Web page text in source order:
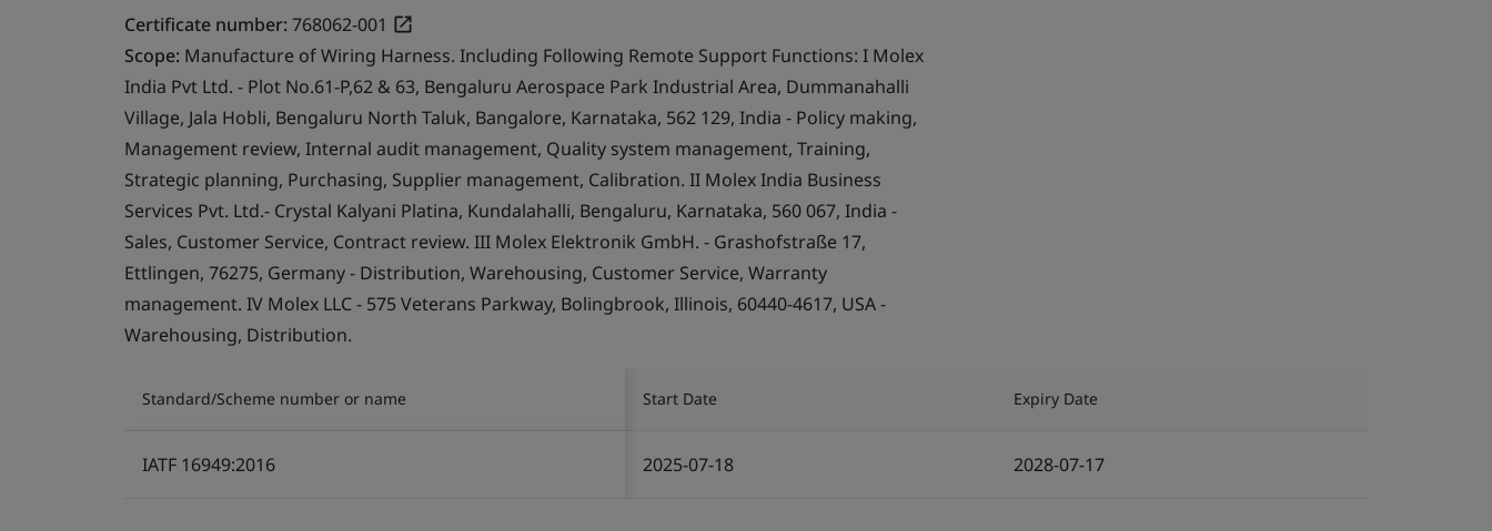
Certificate number:768062-001
Scope: Manufacture of Wiring Harness. Including Following Remote Support Functions: I Molex
India Pvt Ltd. - Plot No.61-P,62 & 63, Bengaluru Aerospace Park Industrial Area, Dummanahalli
Village, Jala Hobli, Bengaluru North Taluk, Bangalore, Karnataka, 562 129, India - Policy making,
Management review, Internal audit management, Quality system management, Training,
Strategic planning, Purchasing, Supplier management, Calibration. II Molex India Business
Services Pvt. Ltd.- Crystal Kalyani Platina, Kundalahalli, Bengaluru, Karnataka, 560 067, India -
Sales, Customer Service, Contract review. III Molex Elektronik GmbH. - Grashofstraße 17,
Ettlingen, 76275, Germany - Distribution, Warehousing, Customer Service, Warranty
management. IV Molex LLC - 575 Veterans Parkway, Bolingbrook, Illinois, 60440-4617, USA -
Warehousing, Distribution.
Standard/Scheme number or name Start Date Expiry Date
IATF 16949:2016 2025-07-18 2028-07-17